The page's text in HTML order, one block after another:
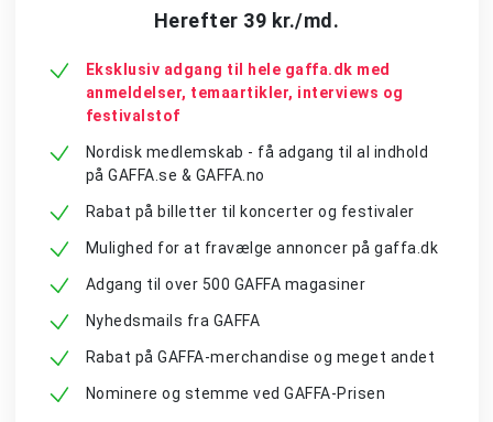
Herefter 39 kr./md.
Eksklusiv adgang til hele gaffa.dk med
anmeldelser, temaartikler, interviews og
festivalstof
Nordisk medlemskab - få adgang til al indhold
på GAFFA.se & GAFFA.no
Rabat på billetter til koncerter og festivaler
Mulighed for at fravælge annoncer på gaffa.dk
Adgang til over 500 GAFFA magasiner
Nyhedsmails fra GAFFA
Rabat på GAFFA-merchandise og meget andet
Nominere og stemme ved GAFFA-Prisen